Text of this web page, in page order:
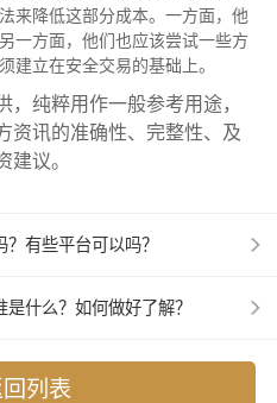
来降低这部分成本。一方面，他
一方面，他们也应该尝试一些方
建立在安全交易的基础上。
纯粹用作一般参考用途，
资讯的准确性、完整性、及
建议。
有些平台可以吗？
什么？如何做好了解？
列表